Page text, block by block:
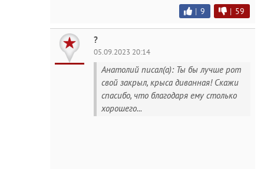
| 9 | 59
?
05.09.2023 20:14
Анатолий писал(а): Ты бы лучше рот
свой закрыл, крыса диванная! Скажи
спасибо, что благодаря ему столько
хорошего...